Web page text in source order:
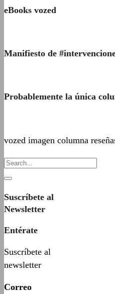
eBooks vozed
Manifiesto de
Probablemente la única
vozed imagen columna
Suscríbete al
Newsletter
Entérate
Suscríbete al
newsletter
Correo